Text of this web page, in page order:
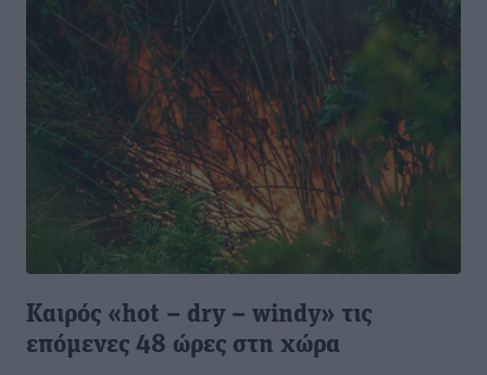
Καιρός «hot – dry – windy» τις
επόμενες 48 ώρες στη χώρα